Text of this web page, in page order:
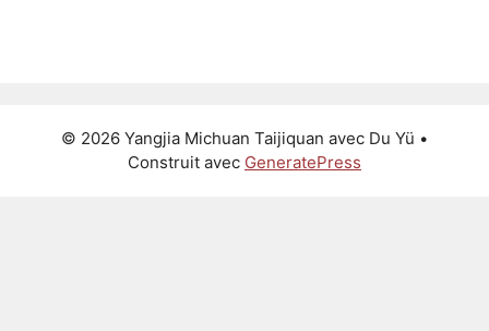
© 2026 Yangjia Michuan Taijiquan avec Du Yü •
Construit avec GeneratePress